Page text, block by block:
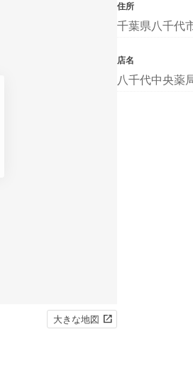
大きな地図
住所
千葉県八千代
店名
八千代中央薬